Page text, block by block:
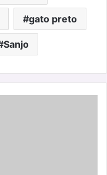
gato preto
Sanjo